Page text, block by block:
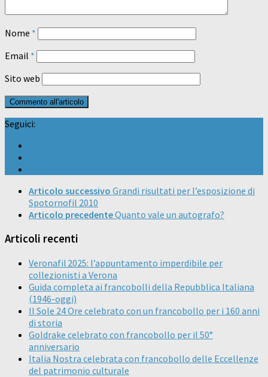
Nome *
Email *
Sito web
Seguici:
Articolo successivo Grandi risultati per l’esposizione di
Spotornofil 2010
Articolo precedenteQuanto vale un autografo?
Articoli recenti
Veronafil 2025: l’appuntamento imperdibile per
collezionisti a Verona
Guida completa ai francobolli della Repubblica Italiana
(1946-oggi)
Il Sole 24 Ore celebrato con un francobollo per i 160 anni
di storia
Goldrake celebrato con francobollo per il 50°
anniversario
Italia Nostra celebrata con francobollo delle Eccellenze
del patrimonio culturale